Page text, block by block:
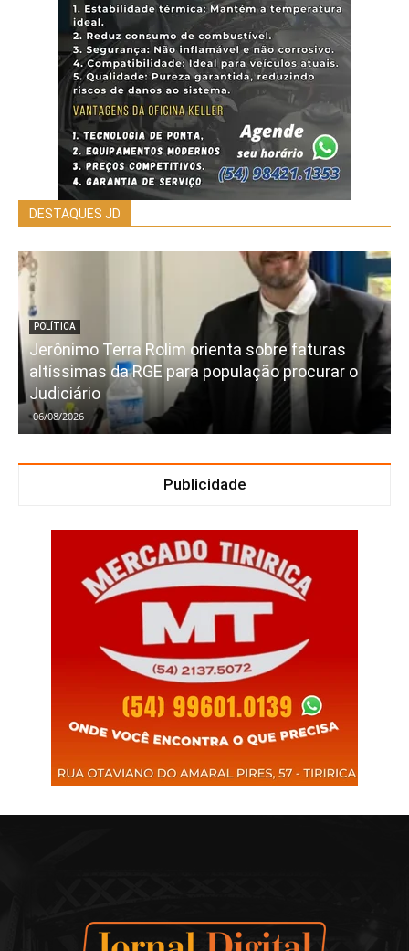
DESTAQUES JD
POLÍTICA
Jerônimo Terra Rolim orienta sobre faturas
altíssimas da RGE para população procurar o
Judiciário
06/08/2026
Publicidade